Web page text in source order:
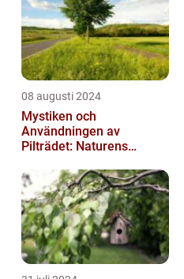
08 augusti 2024
Mystiken och
Användningen av
Pilträdet: Naturens